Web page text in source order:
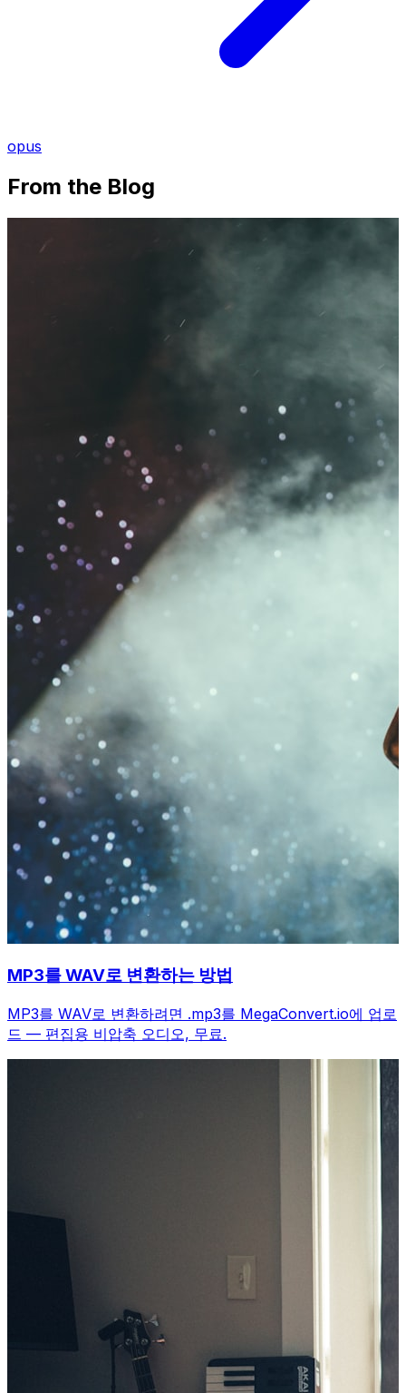
opus
From the Blog
MP3를 WAV로 변환하는 방법
MP3를 WAV로 변환하려면 .mp3를 MegaConvert.io에 업로
드 — 편집용 비압축 오디오, 무료.